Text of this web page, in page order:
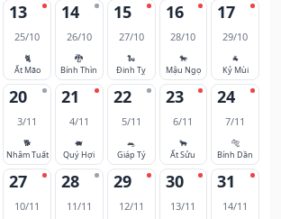
13
25/10
🐈
Ất Mão
14
26/10
🐉
Bính Thìn
15
27/10
🐍
Đinh Tỵ
16
28/10
🐎
Mậu Ngọ
17
29/10
🐐
Kỷ Mùi
20
3/11
🐕
Nhâm Tuất
21
4/11
🐖
Quý Hợi
22
5/11
🐀
Giáp Tý
23
6/11
🐂
Ất Sửu
24
7/11
🐅
Bính Dần
27
10/11
28
11/11
29
12/11
30
13/11
31
14/11